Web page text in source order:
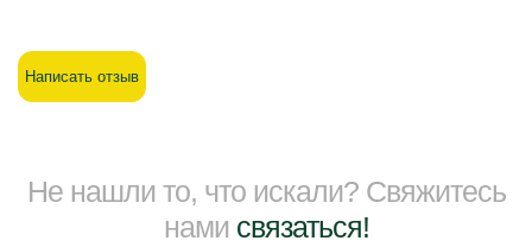
Написать отзыв
Не нашли то, что искали? Свяжитесь
нами связаться!